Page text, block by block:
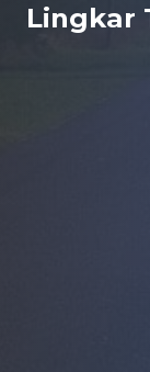
Lingkar